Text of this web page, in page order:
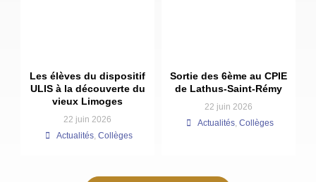
Les élèves du dispositif
ULIS à la découverte du
vieux Limoges
22 juin 2026
Actualités, Collèges
Sortie des 6ème au CPIE
de Lathus-Saint-Rémy
22 juin 2026
Actualités, Collèges